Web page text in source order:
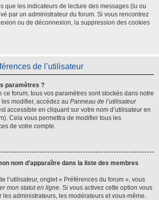
que les indicateurs de lecture des messages (lu ou
par un administrateur du forum. Si vous rencontrez
ou de déconnexion, la suppression des cookies
de l’utilisateur
paramètres ?
ce forum, tous vos paramètres sont stockés dans notre
modifier, accédez au Panneau de l’utilisateur
accessible en cliquant sur votre nom d’utilisateur en
Cela vous permettra de modifier tous les
de votre compte.
nom d’apparaître dans la liste des membres
l’utilisateur, onglet « Préférences du forum », vous
mon statut en ligne. Si vous activez cette option vous
les administrateurs, les modérateurs et vous-même.